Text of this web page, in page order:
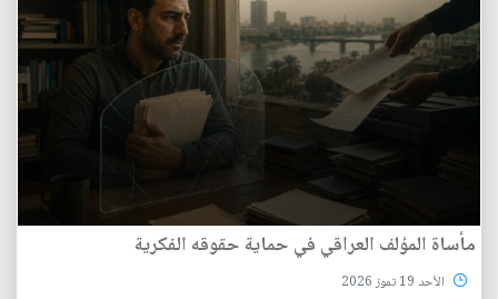
مأساة المؤلف العراقي في حماية حقوقه الفكرية
الأحد 19 تموز 2026